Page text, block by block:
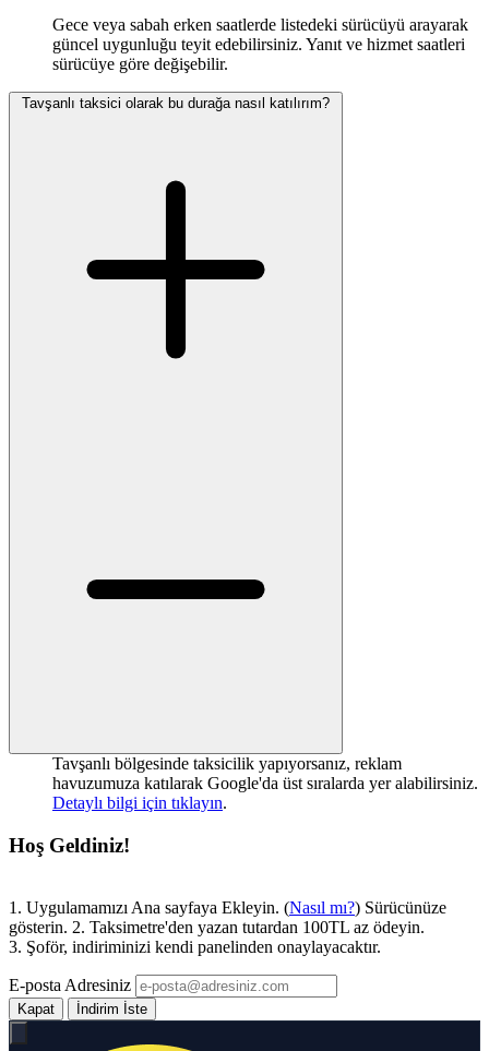
Gece veya sabah erken saatlerde listedeki sürücüyü arayarak
güncel uygunluğu teyit edebilirsiniz. Yanıt ve hizmet saatleri
sürücüye göre değişebilir.
Tavşanlı taksici olarak bu durağa nasıl katılırım?
Tavşanlı bölgesinde taksicilik yapıyorsanız, reklam
havuzumuza katılarak Google'da üst sıralarda yer alabilirsiniz.
Detaylı bilgi için tıklayın.
Hoş Geldiniz!
1. Uygulamamızı Ana sayfaya Ekleyin. (Nasıl mı?) Sürücünüze
gösterin. 2. Taksimetre'den yazan tutardan 100TL az ödeyin.
3. Şoför, indiriminizi kendi panelinden onaylayacaktır.
E-posta Adresiniz
Kapat İndirim İste